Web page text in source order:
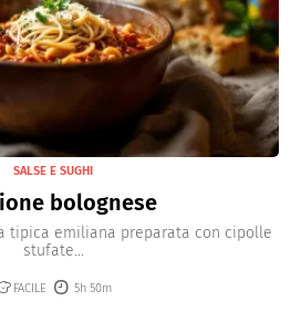
SALSE E SUGHI
bolognese
tipica emiliana preparata con cipolle
stufate...
FACILE 5h 50m